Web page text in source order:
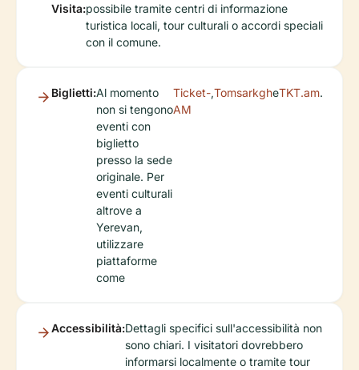
Visita:possibile tramite centri di informazione
turistica locali, tour culturali o accordi speciali
con il comune.
Biglietti:Al momento
non si tengono
eventi con
biglietto
presso la sede
originale. Per
eventi culturali
altrove a
Yerevan,
utilizzare
piattaforme
come
Ticket-
AM
,TomsarkgheTKT.am.
Accessibilità:Dettagli specifici sull'accessibilità non
sono chiari. I visitatori dovrebbero
informarsi localmente o tramite tour